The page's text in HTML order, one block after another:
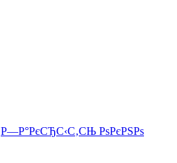
Р—Р°РєСЂС‹С‚СЊ РѕРєРЅРѕ